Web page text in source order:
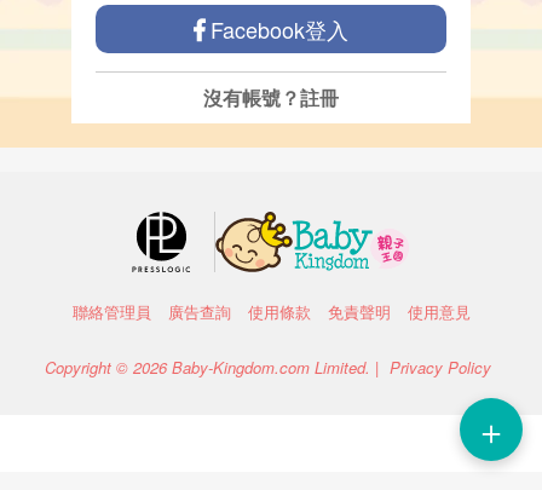
＋
Facebook登入
沒有帳號？註冊
聯絡管理員 廣告查詢 使用條款 免責聲明 使用意見
Copyright © 2026 Baby-Kingdom.com Limited. | Privacy Policy